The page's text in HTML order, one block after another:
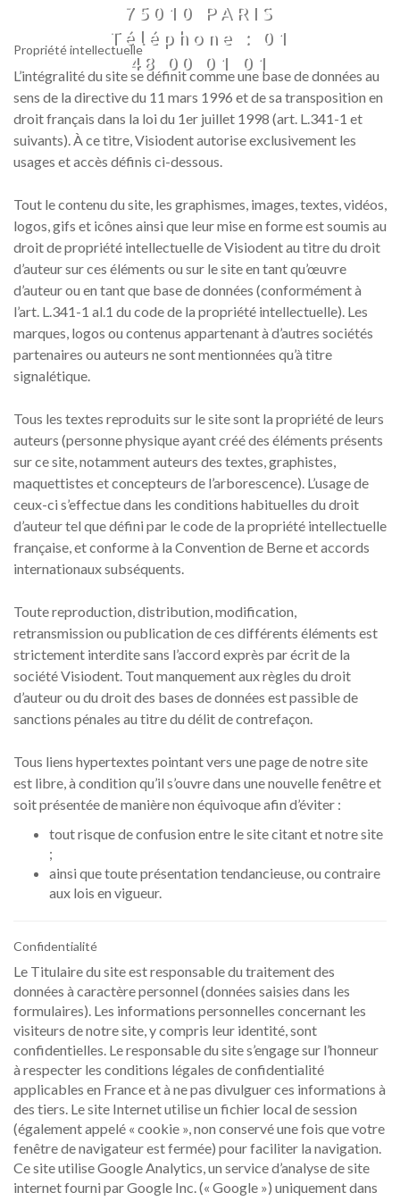
75010 PARIS
Téléphone : 01
48 00 01 01
Propriété intellectuelle
L’intégralité du site se définit comme une base de données au
sens de la directive du 11 mars 1996 et de sa transposition en
droit français dans la loi du 1er juillet 1998 (art. L.341-1 et
suivants). À ce titre, Visiodent autorise exclusivement les
usages et accès définis ci-dessous.
Tout le contenu du site, les graphismes, images, textes, vidéos,
logos, gifs et icônes ainsi que leur mise en forme est soumis au
droit de propriété intellectuelle de Visiodent au titre du droit
d’auteur sur ces éléments ou sur le site en tant qu’œuvre
d’auteur ou en tant que base de données (conformément à
l’art. L.341-1 al.1 du code de la propriété intellectuelle). Les
marques, logos ou contenus appartenant à d’autres sociétés
partenaires ou auteurs ne sont mentionnées qu’à titre
signalétique.
Tous les textes reproduits sur le site sont la propriété de leurs
auteurs (personne physique ayant créé des éléments présents
sur ce site, notamment auteurs des textes, graphistes,
maquettistes et concepteurs de l’arborescence). L’usage de
ceux-ci s’effectue dans les conditions habituelles du droit
d’auteur tel que défini par le code de la propriété intellectuelle
française, et conforme à la Convention de Berne et accords
internationaux subséquents.
Toute reproduction, distribution, modification,
retransmission ou publication de ces différents éléments est
strictement interdite sans l’accord exprès par écrit de la
société Visiodent. Tout manquement aux règles du droit
d’auteur ou du droit des bases de données est passible de
sanctions pénales au titre du délit de contrefaçon.
Tous liens hypertextes pointant vers une page de notre site
est libre, à condition qu’il s’ouvre dans une nouvelle fenêtre et
soit présentée de manière non équivoque afin d’éviter :
tout risque de confusion entre le site citant et notre site
;
ainsi que toute présentation tendancieuse, ou contraire
aux lois en vigueur.
Confidentialité
Le Titulaire du site est responsable du traitement des
données à caractère personnel (données saisies dans les
formulaires). Les informations personnelles concernant les
visiteurs de notre site, y compris leur identité, sont
confidentielles. Le responsable du site s’engage sur l’honneur
à respecter les conditions légales de confidentialité
applicables en France et à ne pas divulguer ces informations à
des tiers. Le site Internet utilise un fichier local de session
(également appelé « cookie », non conservé une fois que votre
fenêtre de navigateur est fermée) pour faciliter la navigation.
Ce site utilise Google Analytics, un service d’analyse de site
internet fourni par Google Inc. (« Google ») uniquement dans